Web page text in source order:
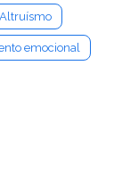
Altruísmo
emocional